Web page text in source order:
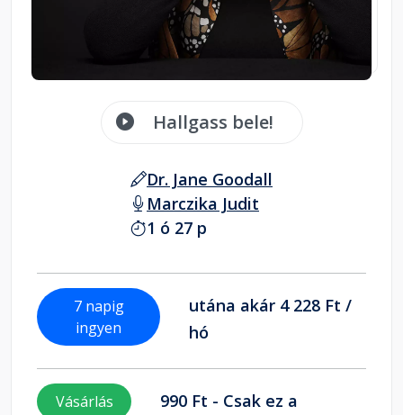
Hallgass bele!
Dr. Jane Goodall
Marczika Judit
1 ó 27 p
7 napig
ingyen
utána akár 4 228 Ft /
hó
Vásárlás
990 Ft - Csak ez a